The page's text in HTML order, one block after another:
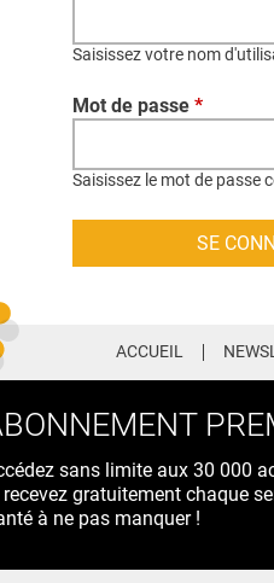
Saisissez votre nom
Mot de passe *
Saisissez le mot de passe
ACCUEIL
sans limite aux 30 000
recevez gratuitement chaque
à ne pas manquer !